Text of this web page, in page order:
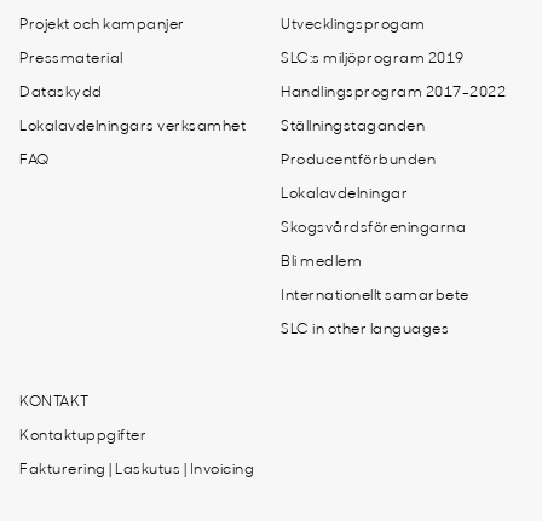
Projekt och kampanjer
Pressmaterial
Dataskydd
Lokalavdelningars verksamhet
FAQ
Utvecklingsprogam
SLC:s miljöprogram 2019
Handlingsprogram 2017-2022
Ställningstaganden
Producentförbunden
Lokalavdelningar
Skogsvårdsföreningarna
Bli medlem
Internationellt samarbete
SLC in other languages
KONTAKT
Kontaktuppgifter
Fakturering | Laskutus | Invoicing